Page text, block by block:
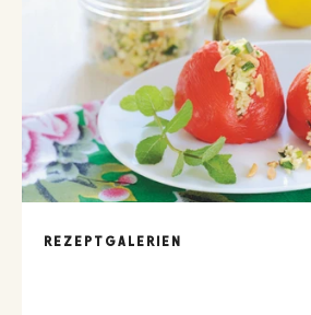
REZEPTGALERIEN